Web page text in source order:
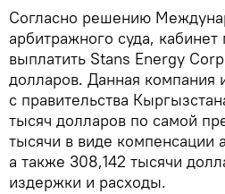
Согласно решению
арбитражного суда,
выплатить Stans Energy
долларов. Данная компания
с правительства
тысяч долларов по самой
тысячи в виде компенсации
а также 308,142 тысячи
издержки и расходы.